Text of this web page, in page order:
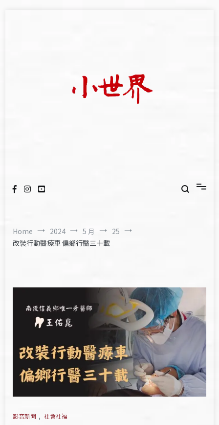
Home 2024 5 月
25
改裝行動醫療車 偏鄉行醫三十載
影音新聞 , 社會社福